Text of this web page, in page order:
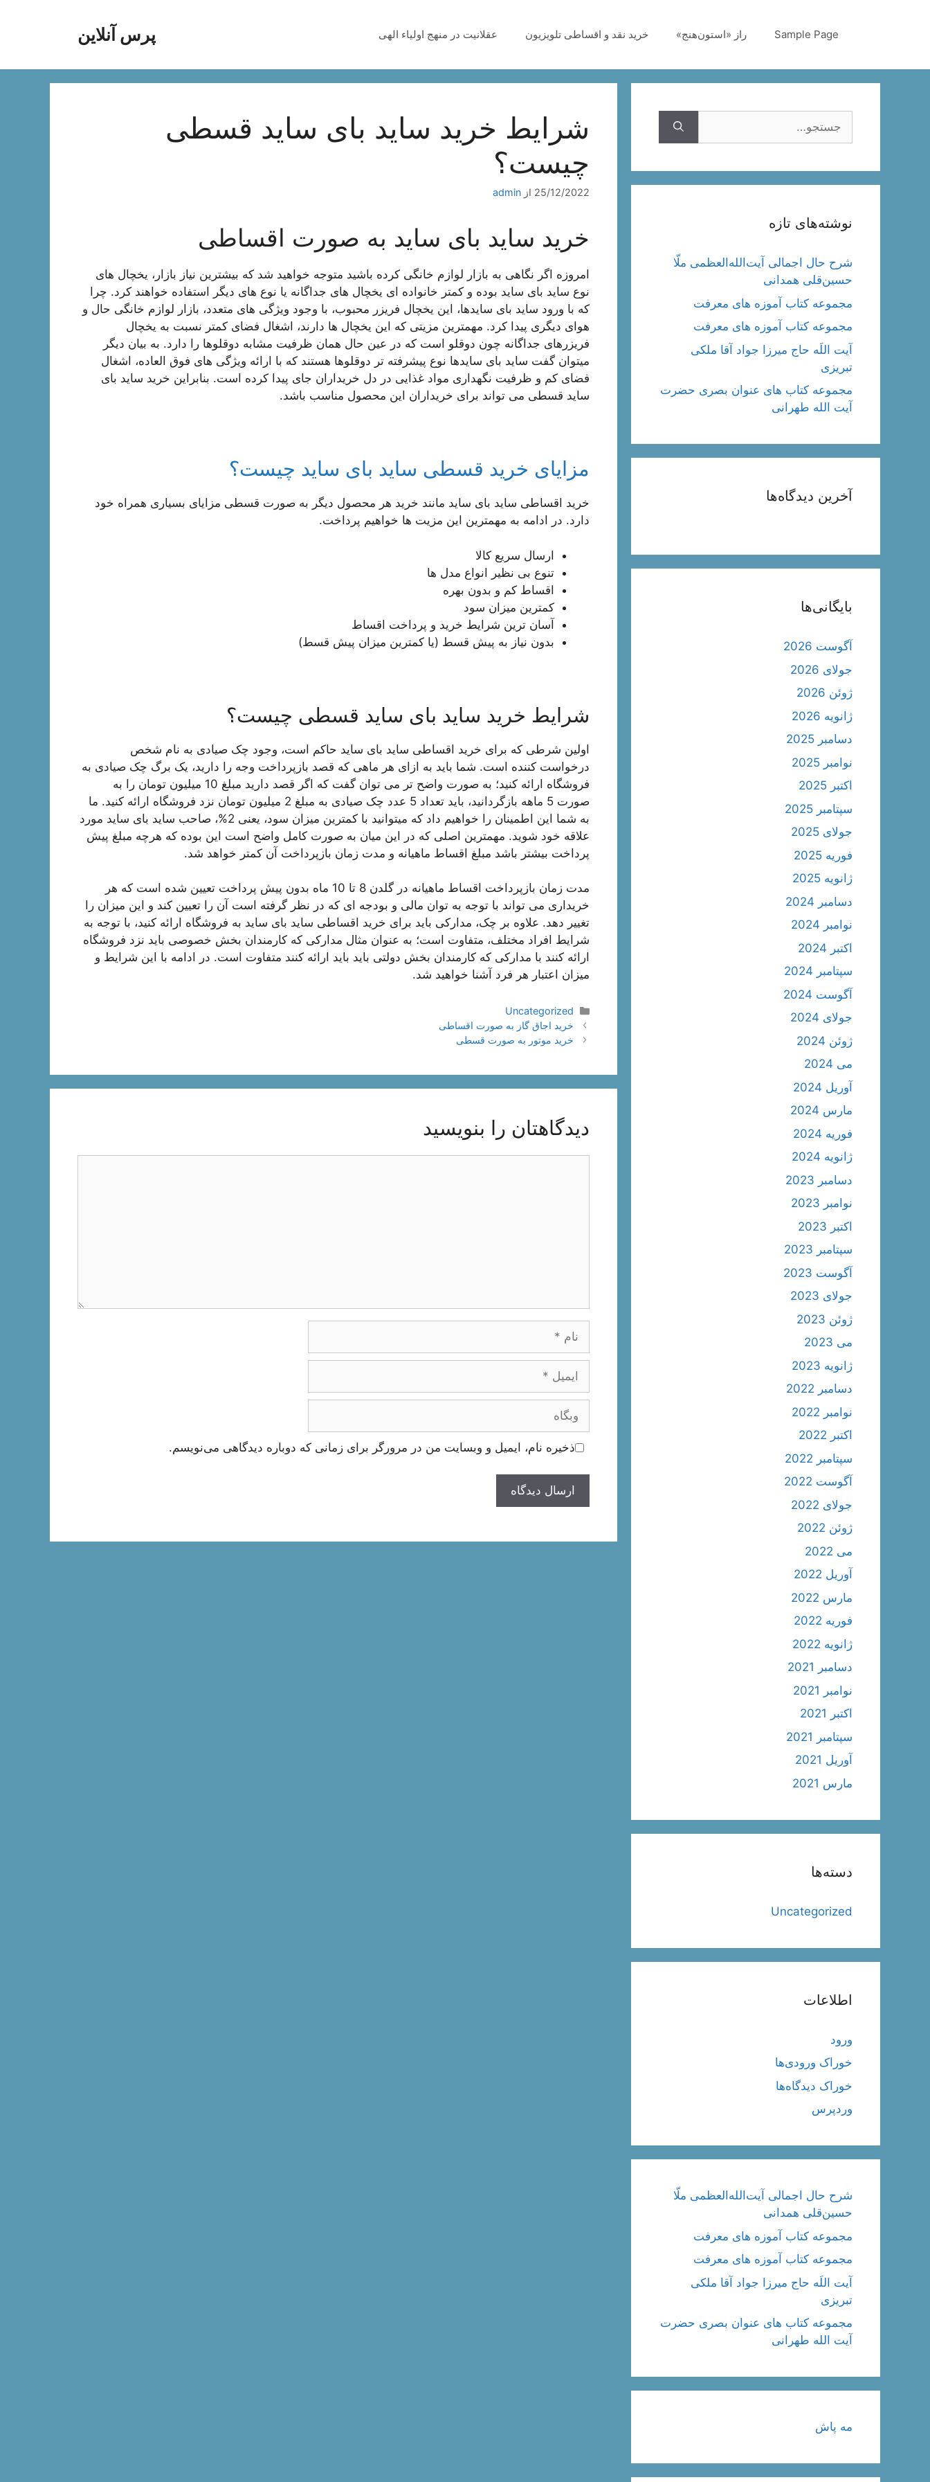
پرس آنلاین Sample Page راز «استون‌هنج» خرید نقد و اقساطی تلویزیون عقلانیت در منهج اولیاء الهی
شرایط خرید ساید بای ساید قسطی
چیست؟
25/12/2022 از admin
خرید ساید بای ساید به صورت اقساطی
امروزه اگر نگاهی به بازار لوازم خانگی کرده باشید متوجه خواهید شد که بیشترین نیاز بازار، یخچال های
نوع ساید بای ساید بوده و کمتر خانواده ای یخچال های جداگانه یا نوع های دیگر استفاده خواهند کرد. چرا
که با ورود ساید بای سایدها، این یخچال فریزر محبوب، با وجود ویژگی های متعدد، بازار لوازم خانگی حال و
هوای دیگری پیدا کرد. مهمترین مزیتی که این یخچال ها دارند، اشغال فضای کمتر نسبت به یخچال
فریزرهای جداگانه چون دوقلو است که در عین حال همان ظرفیت مشابه دوقلوها را دارد. به بیان دیگر
میتوان گفت ساید بای سایدها نوع پیشرفته تر دوقلوها هستند که با ارائه ویژگی های فوق العاده، اشغال
فضای کم و ظرفیت نگهداری مواد غذایی در دل خریداران جای پیدا کرده است. بنابراین خرید ساید بای
ساید قسطی می تواند برای خریداران این محصول مناسب باشد.
مزایای خرید قسطی ساید بای ساید چیست؟
خرید اقساطی ساید بای ساید مانند خرید هر محصول دیگر به صورت قسطی مزایای بسیاری همراه خود
دارد. در ادامه به مهمترین این مزیت ها خواهیم پرداخت.
ارسال سریع کالا
تنوع بی نظیر انواع مدل ها
اقساط کم و بدون بهره
کمترین میزان سود
آسان ترین شرایط خرید و پرداخت اقساط
بدون نیاز به پیش قسط (یا کمترین میزان پیش قسط)
شرایط خرید ساید بای ساید قسطی چیست؟
اولین شرطی که برای خرید اقساطی ساید بای ساید حاکم است، وجود چک صیادی به نام شخص
درخواست کننده است. شما باید به ازای هر ماهی که قصد بازپرداخت وجه را دارید، یک برگ چک صیادی به
فروشگاه ارائه کنید؛ به صورت واضح تر می توان گفت که اگر قصد دارید مبلغ 10 میلیون تومان را به
صورت 5 ماهه بازگردانید، باید تعداد 5 عدد چک صیادی به مبلغ 2 میلیون تومان نزد فروشگاه ارائه کنید. ما
به شما این اطمینان را خواهیم داد که میتوانید با کمترین میزان سود، یعنی 2%، صاحب ساید بای ساید مورد
علاقه خود شوید. مهمترین اصلی که در این میان به صورت کامل واضح است این بوده که هرچه مبلغ پیش
پرداخت بیشتر باشد مبلغ اقساط ماهیانه و مدت زمان بازپرداخت آن کمتر خواهد شد.
مدت زمان بازپرداخت اقساط ماهیانه در گلدن 8 تا 10 ماه بدون پیش پرداخت تعیین شده است که هر
خریداری می تواند با توجه به توان مالی و بودجه ای که در نظر گرفته است آن را تعیین کند و این میزان را
تغییر دهد. علاوه بر چک، مدارکی باید برای خرید اقساطی ساید بای ساید به فروشگاه ارائه کنید، با توجه به
شرایط افراد مختلف، متفاوت است؛ به عنوان مثال مدارکی که کارمندان بخش خصوصی باید نزد فروشگاه
ارائه کنند با مدارکی که کارمندان بخش دولتی باید باید ارائه کنند متفاوت است. در ادامه با این شرایط و
میزان اعتبار هر فرد آشنا خواهید شد.
دسته‌ها
Uncategorized
ناوبری
نوشته‌ها
خرید اجاق گاز به صورت اقساطی
خرید موتور به صورت قسطی
دیدگاهتان را بنویسید
ایمیل
وبگاه
ذخیره نام، ایمیل و وبسایت من در مرورگر برای زمانی که دوباره دیدگاهی می‌نویسم.
نوشته‌های تازه
شرح حال اجمالی آیت‌الله‌العظمی ملّا
حسین‌قلی همدانی
مجموعه کتاب آموزه های معرفت
مجموعه کتاب آموزه های معرفت
آیت اللَه حاج میرزا جواد آقا ملکی
تبریزی
مجموعه کتاب های عنوان بصری حضرت
آیت الله طهرانی
آخرین دیدگاه‌ها
بایگانی‌ها
آگوست 2026
جولای 2026
ژوئن 2026
ژانویه 2026
دسامبر 2025
نوامبر 2025
اکتبر 2025
سپتامبر 2025
جولای 2025
فوریه 2025
ژانویه 2025
دسامبر 2024
نوامبر 2024
اکتبر 2024
سپتامبر 2024
آگوست 2024
جولای 2024
ژوئن 2024
می 2024
آوریل 2024
مارس 2024
فوریه 2024
ژانویه 2024
دسامبر 2023
نوامبر 2023
اکتبر 2023
سپتامبر 2023
آگوست 2023
جولای 2023
ژوئن 2023
می 2023
ژانویه 2023
دسامبر 2022
نوامبر 2022
اکتبر 2022
سپتامبر 2022
آگوست 2022
جولای 2022
ژوئن 2022
می 2022
آوریل 2022
مارس 2022
فوریه 2022
ژانویه 2022
دسامبر 2021
نوامبر 2021
اکتبر 2021
سپتامبر 2021
آوریل 2021
مارس 2021
دسته‌ها
Uncategorized
اطلاعات
ورود
خوراک ورودی‌ها
خوراک دیدگاه‌ها
وردپرس
شرح حال اجمالی آیت‌الله‌العظمی ملّا
حسین‌قلی همدانی
مجموعه کتاب آموزه های معرفت
مجموعه کتاب آموزه های معرفت
آیت اللَه حاج میرزا جواد آقا ملکی
تبریزی
مجموعه کتاب های عنوان بصری حضرت
آیت الله طهرانی
مه پاش